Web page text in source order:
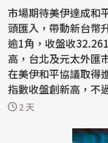
市場期待美伊達成和
頭匯入，帶動新台幣
逾1角，收盤收
高，台北及元太外匯
在美伊和平協議取得
指數收盤創新高，不
導體...
2 天